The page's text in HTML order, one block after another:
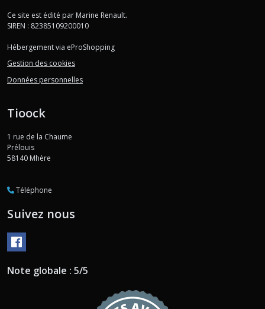
Ce site est édité par Marine Renault.
SIREN : 82385109200010
Hébergement via eProShopping
Gestion des cookies
Données personnelles
Tioock
1 rue de la Chaume
Prélouis
58140 Mhère
Téléphone
Suivez nous
Note globale : 5/5